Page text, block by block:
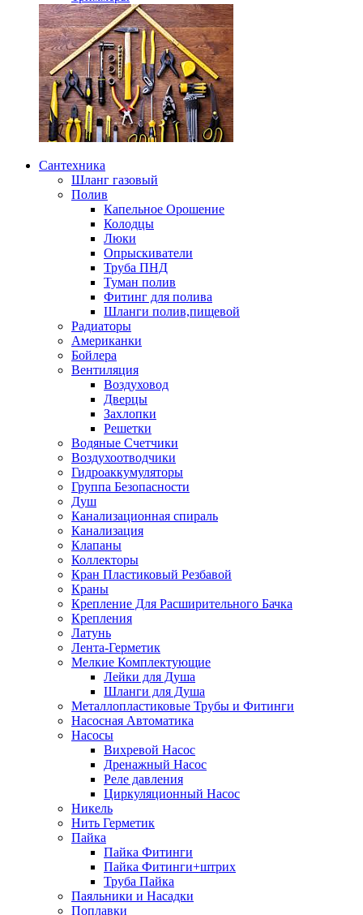
Сантехника
Шланг газовый
Полив
Капельное Орошение
Колодцы
Люки
Опрыскиватели
Труба ПНД
Туман полив
Фитинг для полива
Шланги полив,пищевой
Радиаторы
Американки
Бойлера
Вентиляция
Воздуховод
Дверцы
Захлопки
Решетки
Водяные Счетчики
Воздухоотводчики
Гидроаккумуляторы
Группа Безопасности
Душ
Канализационная спираль
Канализация
Клапаны
Коллекторы
Кран Пластиковый Резбавой
Краны
Крепление Для Расширительного Бачка
Крепления
Латунь
Лента-Герметик
Мелкие Комплектующие
Лейки для Душа
Шланги для Душа
Металлопластиковые Трубы и Фитинги
Насосная Автоматика
Насосы
Вихревой Насос
Дренажный Насос
Реле давления
Циркуляционный Насос
Никель
Нить Герметик
Пайка
Пайка Фитинги
Пайка Фитинги+штрих
Труба Пайка
Паяльники и Насадки
Поплавки